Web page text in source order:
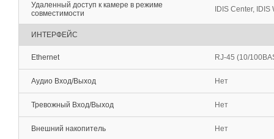
Удаленный доступ к камере в режиме
совместимости
IDIS Center,
ИНТЕРФЕЙС
Ethernet RJ-45 (10/
Аудио Вход/Выход Нет
Тревожный Вход/Выход Нет
Внешний накопитель Нет